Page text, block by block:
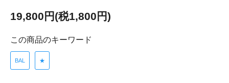
19,800円(税1,800円)
この商品のキーワード
BAL ★